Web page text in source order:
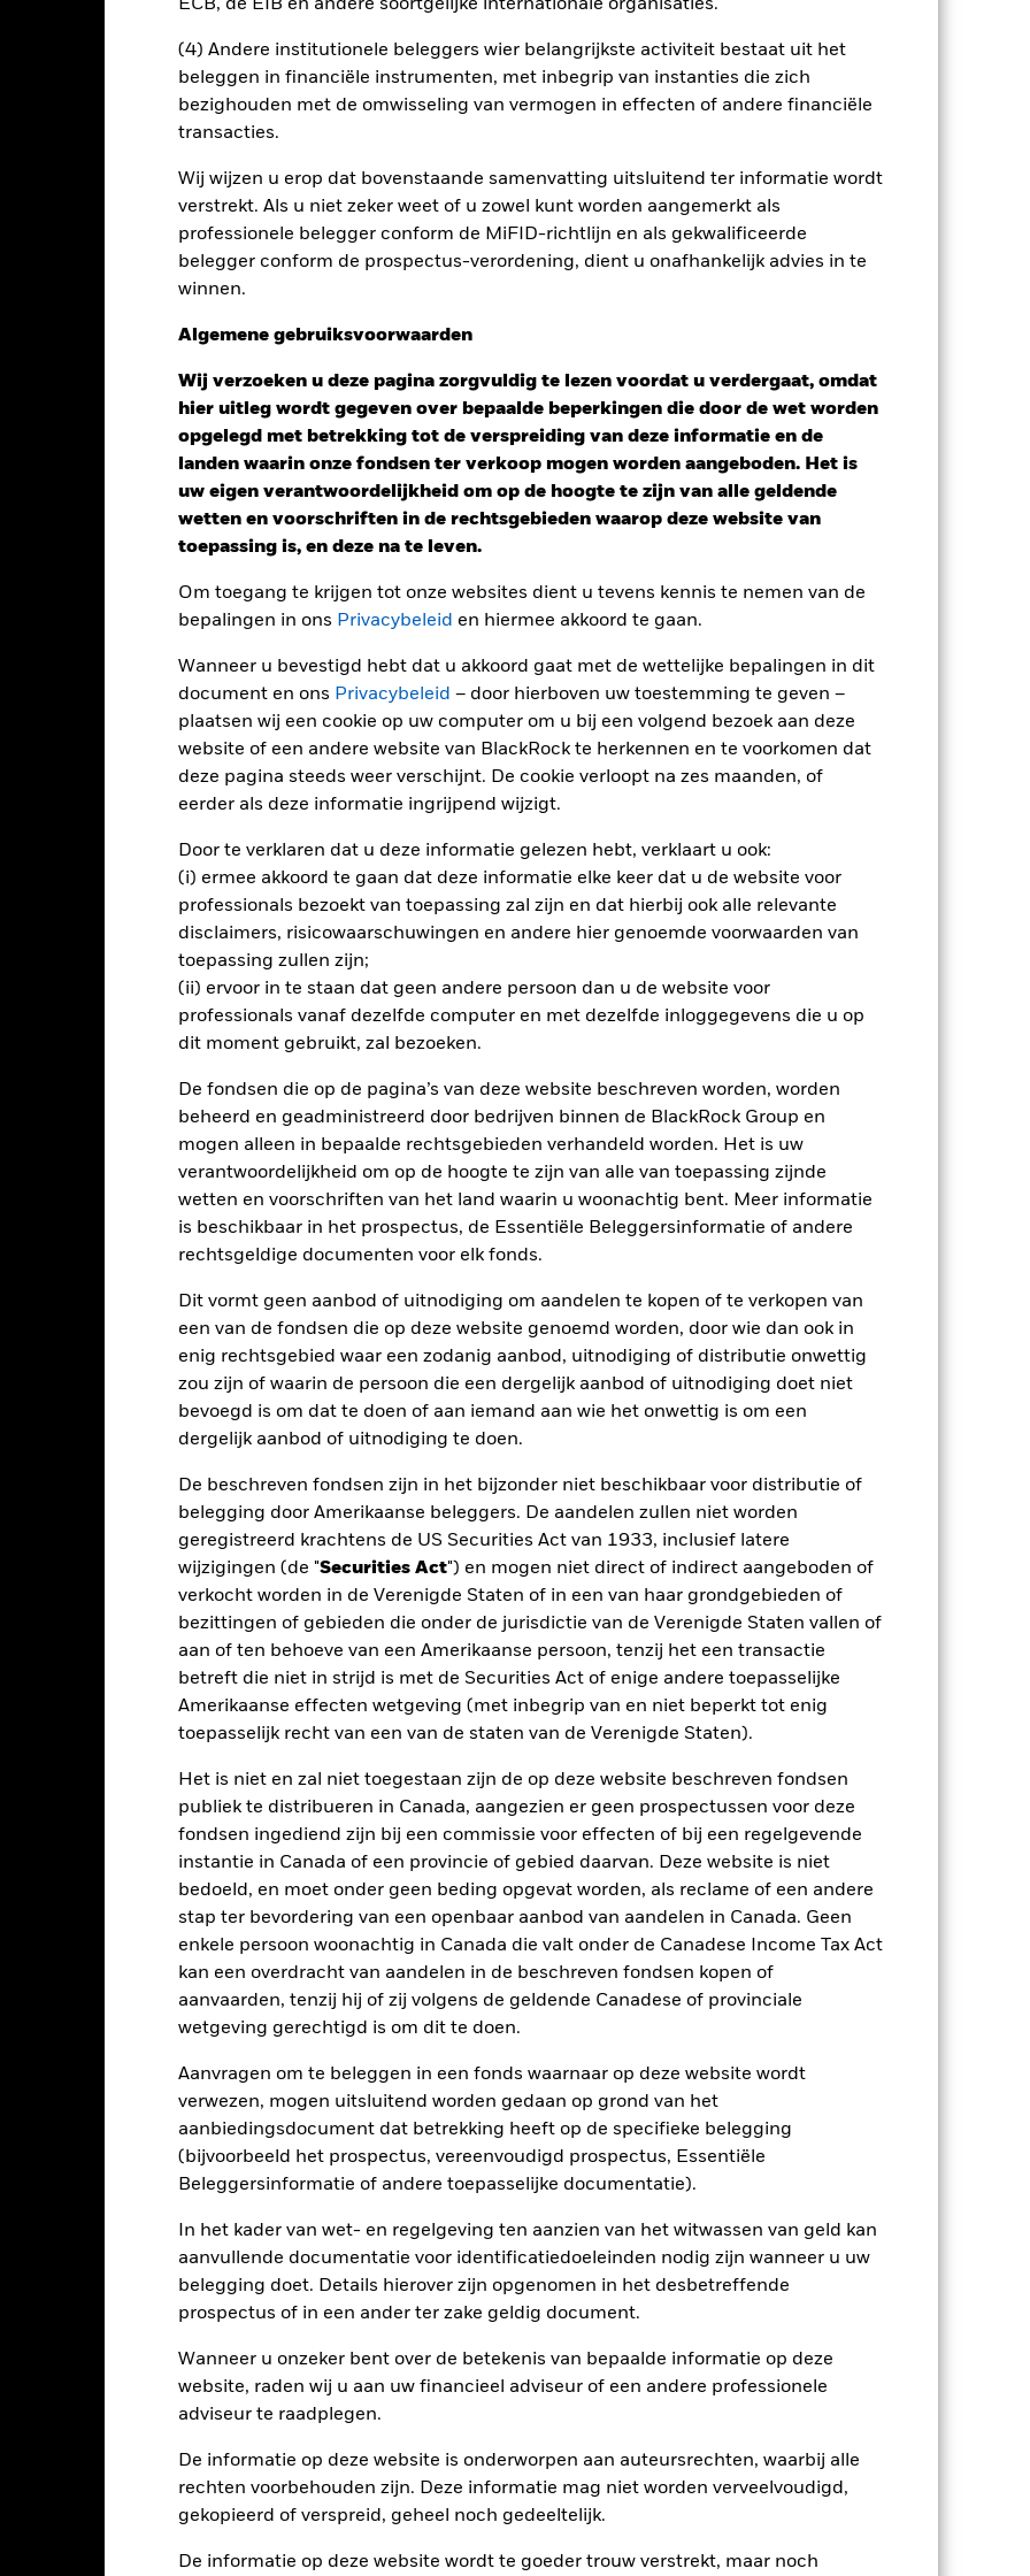
ECB, de EIB en andere soortgelijke internationale organisaties.
(4) Andere institutionele beleggers wier belangrijkste activiteit bestaat uit het
beleggen in financiële instrumenten, met inbegrip van instanties die zich
bezighouden met de omwisseling van vermogen in effecten of andere financiële
transacties.
Wij wijzen u erop dat bovenstaande samenvatting uitsluitend ter informatie wordt
verstrekt. Als u niet zeker weet of u zowel kunt worden aangemerkt als
professionele belegger conform de MiFID-richtlijn en als gekwalificeerde
belegger conform de prospectus-verordening, dient u onafhankelijk advies in te
winnen.
Algemene gebruiksvoorwaarden
Wij verzoeken u deze pagina zorgvuldig te lezen voordat u verdergaat, omdat
hier uitleg wordt gegeven over bepaalde beperkingen die door de wet worden
opgelegd met betrekking tot de verspreiding van deze informatie en de
landen waarin onze fondsen ter verkoop mogen worden aangeboden. Het is
uw eigen verantwoordelijkheid om op de hoogte te zijn van alle geldende
wetten en voorschriften in de rechtsgebieden waarop deze website van
toepassing is, en deze na te leven.
Om toegang te krijgen tot onze websites dient u tevens kennis te nemen van de
bepalingen in ons Privacybeleid en hiermee akkoord te gaan.
Wanneer u bevestigd hebt dat u akkoord gaat met de wettelijke bepalingen in dit
document en ons Privacybeleid – door hierboven uw toestemming te geven –
plaatsen wij een cookie op uw computer om u bij een volgend bezoek aan deze
website of een andere website van BlackRock te herkennen en te voorkomen dat
deze pagina steeds weer verschijnt. De cookie verloopt na zes maanden, of
eerder als deze informatie ingrijpend wijzigt.
Door te verklaren dat u deze informatie gelezen hebt, verklaart u ook:
(i) ermee akkoord te gaan dat deze informatie elke keer dat u de website voor
professionals bezoekt van toepassing zal zijn en dat hierbij ook alle relevante
disclaimers, risicowaarschuwingen en andere hier genoemde voorwaarden van
toepassing zullen zijn;
(ii) ervoor in te staan dat geen andere persoon dan u de website voor
professionals vanaf dezelfde computer en met dezelfde inloggegevens die u op
dit moment gebruikt, zal bezoeken.
De fondsen die op de pagina’s van deze website beschreven worden, worden
beheerd en geadministreerd door bedrijven binnen de BlackRock Group en
mogen alleen in bepaalde rechtsgebieden verhandeld worden. Het is uw
verantwoordelijkheid om op de hoogte te zijn van alle van toepassing zijnde
wetten en voorschriften van het land waarin u woonachtig bent. Meer informatie
is beschikbaar in het prospectus, de Essentiële Beleggersinformatie of andere
rechtsgeldige documenten voor elk fonds.
Dit vormt geen aanbod of uitnodiging om aandelen te kopen of te verkopen van
een van de fondsen die op deze website genoemd worden, door wie dan ook in
enig rechtsgebied waar een zodanig aanbod, uitnodiging of distributie onwettig
zou zijn of waarin de persoon die een dergelijk aanbod of uitnodiging doet niet
bevoegd is om dat te doen of aan iemand aan wie het onwettig is om een
dergelijk aanbod of uitnodiging te doen.
De beschreven fondsen zijn in het bijzonder niet beschikbaar voor distributie of
belegging door Amerikaanse beleggers. De aandelen zullen niet worden
geregistreerd krachtens de US Securities Act van 1933, inclusief latere
wijzigingen (de "Securities Act") en mogen niet direct of indirect aangeboden of
verkocht worden in de Verenigde Staten of in een van haar grondgebieden of
bezittingen of gebieden die onder de jurisdictie van de Verenigde Staten vallen of
aan of ten behoeve van een Amerikaanse persoon, tenzij het een transactie
betreft die niet in strijd is met de Securities Act of enige andere toepasselijke
Amerikaanse effecten wetgeving (met inbegrip van en niet beperkt tot enig
toepasselijk recht van een van de staten van de Verenigde Staten).
Het is niet en zal niet toegestaan zijn de op deze website beschreven fondsen
publiek te distribueren in Canada, aangezien er geen prospectussen voor deze
fondsen ingediend zijn bij een commissie voor effecten of bij een regelgevende
instantie in Canada of een provincie of gebied daarvan. Deze website is niet
bedoeld, en moet onder geen beding opgevat worden, als reclame of een andere
stap ter bevordering van een openbaar aanbod van aandelen in Canada. Geen
enkele persoon woonachtig in Canada die valt onder de Canadese Income Tax Act
kan een overdracht van aandelen in de beschreven fondsen kopen of
aanvaarden, tenzij hij of zij volgens de geldende Canadese of provinciale
wetgeving gerechtigd is om dit te doen.
Aanvragen om te beleggen in een fonds waarnaar op deze website wordt
verwezen, mogen uitsluitend worden gedaan op grond van het
aanbiedingsdocument dat betrekking heeft op de specifieke belegging
(bijvoorbeeld het prospectus, vereenvoudigd prospectus, Essentiële
Beleggersinformatie of andere toepasselijke documentatie).
In het kader van wet- en regelgeving ten aanzien van het witwassen van geld kan
aanvullende documentatie voor identificatiedoeleinden nodig zijn wanneer u uw
belegging doet. Details hierover zijn opgenomen in het desbetreffende
prospectus of in een ander ter zake geldig document.
Wanneer u onzeker bent over de betekenis van bepaalde informatie op deze
website, raden wij u aan uw financieel adviseur of een andere professionele
adviseur te raadplegen.
De informatie op deze website is onderworpen aan auteursrechten, waarbij alle
rechten voorbehouden zijn. Deze informatie mag niet worden verveelvoudigd,
gekopieerd of verspreid, geheel noch gedeeltelijk.
De informatie op deze website wordt te goeder trouw verstrekt, maar noch
Risicometer
Performance
2017-05-01 00:00:00 to 2026-07-31 00:00:00.
Op jaarbasis Cumulatief 12 maanden
grafiek toont de prestatie van het product als het procentuele verlies of de winst per jaar over de
8 jaar vergeleken met de benchmark. Het kan u helpen om te beoordelen hoe het product in het
werd beheerd en het met de benchmark te vergelijken.
chart has 1 X axis displaying categories.
chart has 1 Y axis displaying Values. Range: -20 to 15.
Beperkende benchmark 1 (%)
2017 2018 2019 2020 2021 2022 2023 2024 2025
16/dec/2025 heeft het Fonds zijn naam en/of beleggingsdoelstelling en -beleid gewijzigd.
2016 2017 2018 2019 2020 2021 2022 2023 2024 2025
-1,8 6,8 2,5
-1,1 6,3 2,6 -1,0 -13,9 8,0 4,7 3,0
rendement is weergegeven na aftrek van de lopende kosten. Instap-/uitstapvergoedingen worden niet in
genomen bij de berekening.
getoonde cijfers hebben betrekking op de prestaties in het verleden. In het verleden behaalde resultaten
geen betrouwbare indicator voor toekomstige resultaten. Markten kunnen zich in de toekomst heel
ontwikkelen. Het kan u helpen om te beoordelen hoe het fonds in het verleden werd beheerd
prestaties worden weergegeven op basis van de netto-inventariswaarde (NIW), waarbij de bruto-inkomsten,
van toepassing, worden herbelegd. Het rendement van uw belegging kan stijgen of dalen als gevolg
van de prestaties in het verleden. Bron: Blackrock
Belangrijkste Risico's
en/of in de wanbetalingsquote van emittenten hebben een aanzienlijk invloed op de prestaties van
verlagingen van de kredietrating kunnen het risiconiveau verhogen.Derivaten zijn zeer gevoelig voor
waarop ze gebaseerd zijn en kunnen leiden tot grotere verliezen of winsten, wat leidt tot grotere
De invloed op het Fonds kan groter zijn wanneer op een uitvoerige of complexe manier wordt
streeft ernaar ondernemingen uit te sluiten die zich bezighouden met bepaalde activiteiten die niet in
een ESG-screening kan het potentiële beleggingsuniversum een stuk kleiner worden en een dergelijke
die diensten leveren zoals de bewaring van activa, of die optreden als tegenpartij voor afgeleide
Kredietrisico: de emittent van een in het Fonds aangehouden effect is mogelijk
of kapitaal terug te betalen.Liquiditeitsrisico: lagere liquiditeit betekent dat er onvoldoende kopers of
beleggingen gemakkelijk aan te kopen of te verkopen.
Kerngegevens
ICE BofA Euro Corporate Index
(ER00) (EUR)
5,00%
0,80%
Valuta reeks
Beleggingscategorie
Doorlopende kosten 1,01%
ISIN
Minimale eerste inleg USD 5.000,00